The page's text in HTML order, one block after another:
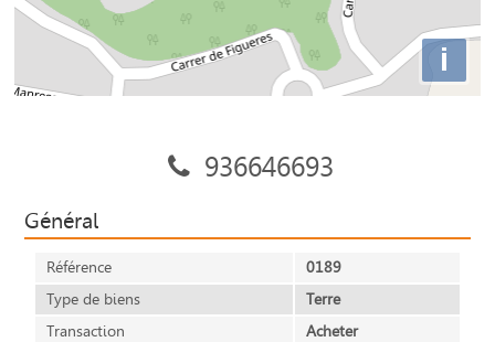
i
936646693
Général
Référence
0189
Type de biens
Terre
Transaction
Acheter